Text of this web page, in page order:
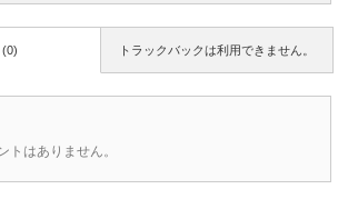
トラックバックは利用できません。
(0)
トはありません。